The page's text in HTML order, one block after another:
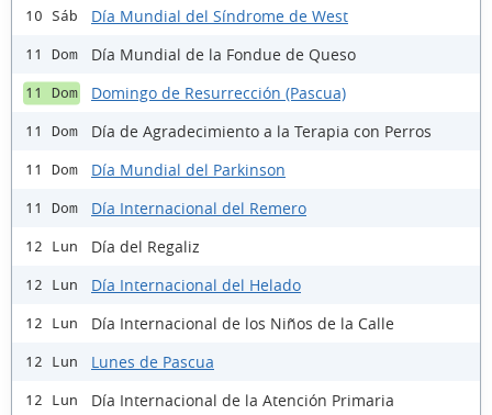
10 Sáb Día Mundial del Síndrome de West
11 Dom Día Mundial de la Fondue de Queso
11 Dom Domingo de Resurrección (Pascua)
11 Dom Día de Agradecimiento a la Terapia con Perros
11 Dom Día Mundial del Parkinson
11 Dom Día Internacional del Remero
12 Lun Día del Regaliz
12 Lun Día Internacional del Helado
12 Lun Día Internacional de los Niños de la Calle
12 Lun Lunes de Pascua
12 Lun Día Internacional de la Atención Primaria